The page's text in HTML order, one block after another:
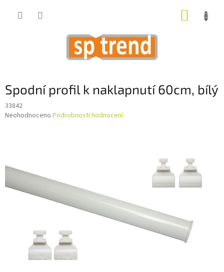
Spodní profil k naklapnutí 60cm, bílý
33842
Průměrné
z
hvězdiček.
Neohodnoceno Podrobnosti hodnocení